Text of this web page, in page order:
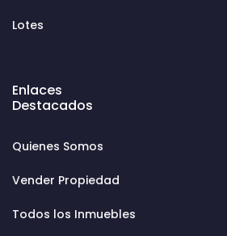
Lotes
Enlaces
Destacados
Quienes Somos
Vender Propiedad
Todos los Inmuebles